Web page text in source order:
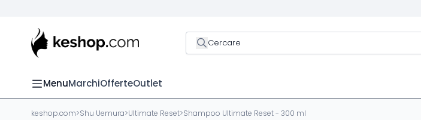
Cercare
MenuMarchiOfferteOutlet
keshop.com>Shu Uemura>Ultimate Reset>Shampoo Ultimate Reset - 300 ml